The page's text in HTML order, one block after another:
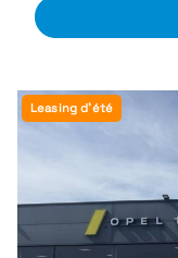
Leasing d'été